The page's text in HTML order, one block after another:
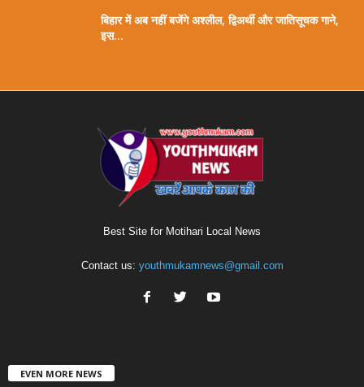
बिहार में अब नहीं बजेंगे अश्लील, द्विअर्थी और जातिसूचक गाने,
इस...
Best Site for Motihari Local News
Contact us: youthmukamnews@gmail.com
EVEN MORE NEWS